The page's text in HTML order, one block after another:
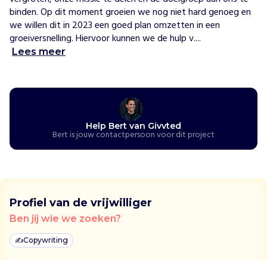
n
p
r
e
s
a
r
k
z
i
j
n
binden. Op dit moment groeien we nog niet hard genoeg en
we willen dit in 2023 een goed plan omzetten in een
groeiversnelling. Hiervoor kunnen we de hulp v....
Lees meer
Help Bert van Givvted
Bert is jouw contactpersoon voor dit project
Profiel van de vrijwilliger
Ben jij wie we zoeken?
✍️Copywriting